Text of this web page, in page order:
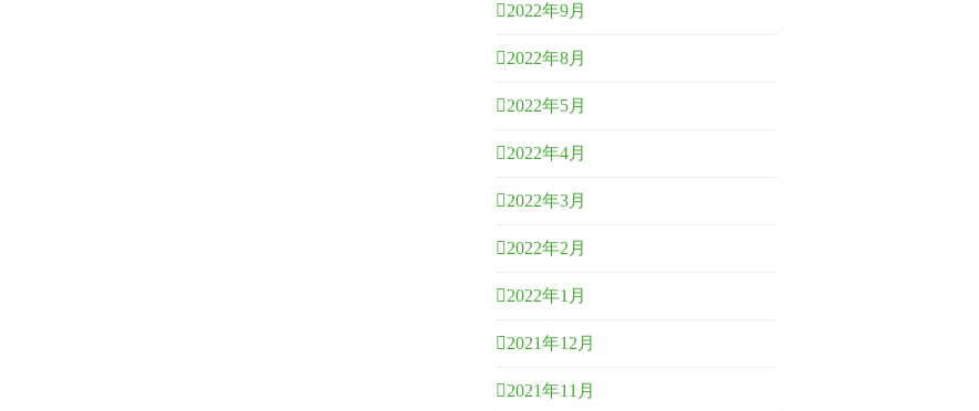
2022年9月
2022年8月
2022年5月
2022年4月
2022年3月
2022年2月
2022年1月
2021年12月
2021年11月